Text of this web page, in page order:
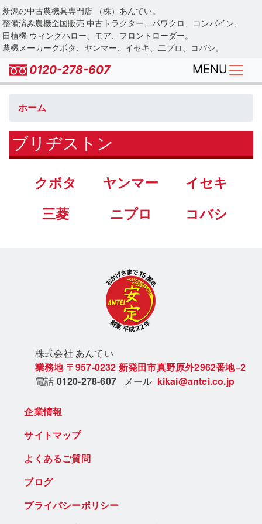
Skip
to
main
content
新潟の中古農機具専門店 （株）あんてい。
整備済み農機全国販売 中古トラクター、パワクロ、コンバイン、
田植機 ウィングハロー、モア、フロントローダー。
農機メーカークボタ、ヤンマー、イセキ、二プロ、コバシ。
0120-278-607 MENU
ホーム
ブリヂストン
クボタ ヤンマー
イセキ
三菱
ニプロ コバシ
株式会社 あんてい
業務地 〒957-0232 新発田市真野原外2962番地−2
電話 0120-278-607 メール kikai@antei.co.jp
企業情報
サイトマップ
よくあるご質問
ブログ
プライバシーポリシー